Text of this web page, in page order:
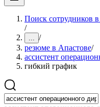
Поиск сотрудников
/
... /
резюме в Апастове/
ассистент
гибкий график